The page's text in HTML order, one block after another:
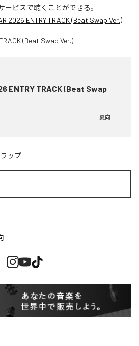
ービスで聴くことができる。
2026 ENTRY TRACK (Beat Swap Ver.)
ENTRY TRACK (Beat Swap
夏向
ップ